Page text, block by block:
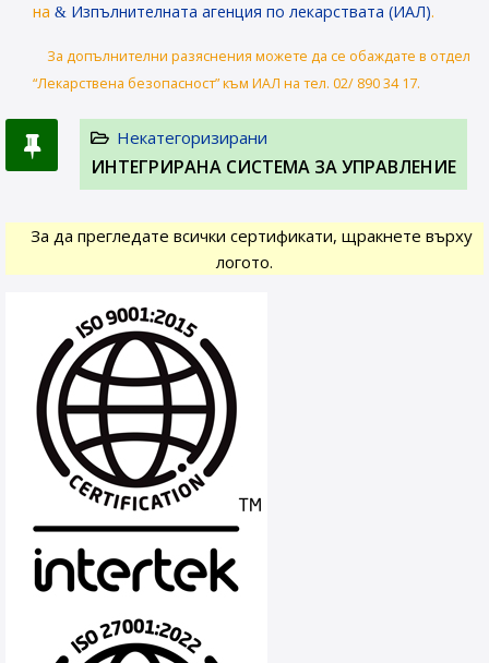
на
Изпълнителната агенция по лекарствата (ИАЛ).
За допълнителни разяснения можете да се обаждате в отдел
“Лекарствена безопасност” към ИАЛ на тел. 02/ 890 34 17.
Некатегоризирани
ИНТЕГРИРАНА СИСТЕМА ЗА УПРАВЛЕНИЕ
За да прегледате всички сертификати, щракнете върху
логото.